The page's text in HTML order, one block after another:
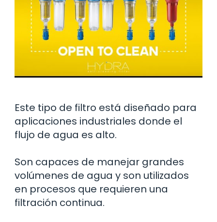
Este tipo de filtro está diseñado para
aplicaciones industriales donde el
flujo de agua es alto.
Son capaces de manejar grandes
volúmenes de agua y son utilizados
en procesos que requieren una
filtración continua.